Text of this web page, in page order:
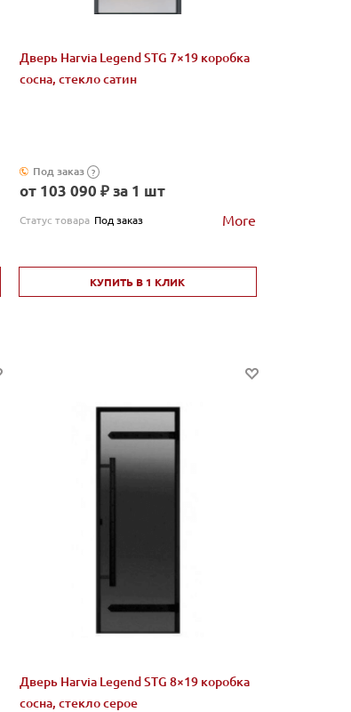
Дверь Harvia Legend STG 7×19 коробка
сосна, стекло сатин
Под заказ ?
от 103 090 ₽ за 1 шт
Статус товара Под заказ More
КУПИТЬ В 1 КЛИК
Дверь Harvia Legend STG 8×19 коробка
сосна, стекло серое